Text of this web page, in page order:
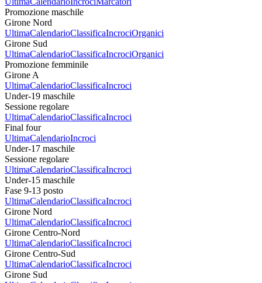
Promozione maschile
Girone Nord
UltimaCalendarioClassificaIncrociOrganici
Girone Sud
UltimaCalendarioClassificaIncrociOrganici
Promozione femminile
Girone A
UltimaCalendarioClassificaIncroci
Under-19 maschile
Sessione regolare
UltimaCalendarioClassificaIncroci
Final four
UltimaCalendarioIncroci
Under-17 maschile
Sessione regolare
UltimaCalendarioClassificaIncroci
Under-15 maschile
Fase 9-13 posto
UltimaCalendarioClassificaIncroci
Girone Nord
UltimaCalendarioClassificaIncroci
Girone Centro-Nord
UltimaCalendarioClassificaIncroci
Girone Centro-Sud
UltimaCalendarioClassificaIncroci
Girone Sud